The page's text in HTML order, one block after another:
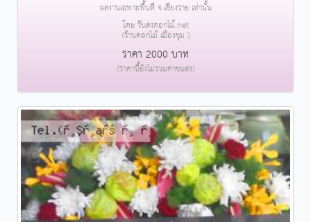
ผลงานเฉพาะพื้นที่ จ.เชียงราย เท่านั้น
โดย รับส่งดอกไม้.net
(ร้านดอกไม้ เมืองชุม )
ราคา 2000 บาท
(ราคานี้ยังไม่รวมค่าขนส่ง)